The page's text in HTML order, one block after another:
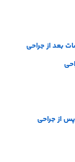
از جراحی
از جراحی